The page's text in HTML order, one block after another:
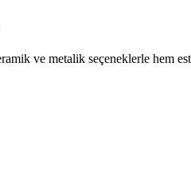
ve metalik seçeneklerle hem